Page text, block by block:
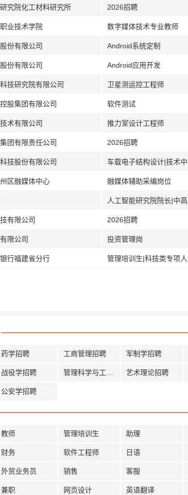
究院化工材料研究所 2026招聘
业技术学院 数字媒体技术专业教师
份有限公司 Android系统定制
份有限公司 Android应用开发
技研究院有限公司 卫星测运控工程师
股集团有限公司 软件测试
术有限公司 推力室设计工程师
团有限责任公司 2026招聘
技股份有限公司
区融媒体中心 融媒体辅助采编岗位
有限公司 2026招聘
限公司 投资管理岗
行福建省分行
药学招聘 工商管理招聘 军制学招聘
战役学招聘 艺术理论招聘
公安学招聘
教师 管理培训生 助理
财务 软件工程师 日语
外贸业务员 销售 客服
兼职 网页设计 英语翻译